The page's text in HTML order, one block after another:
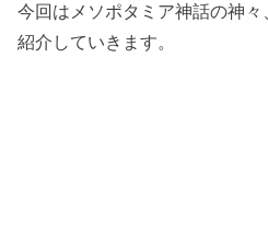
今回はメソポタミア神話の神
紹介していきます。